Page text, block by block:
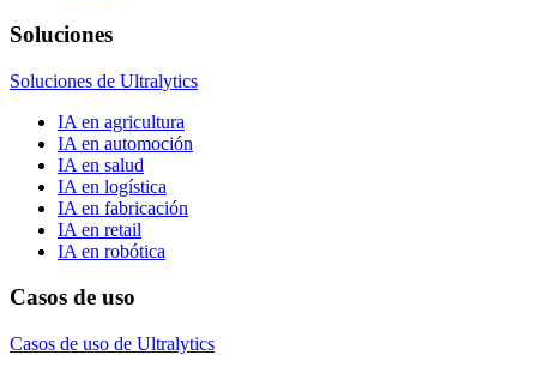
Soluciones
Soluciones de Ultralytics
IA en agricultura
IA en automoción
IA en salud
IA en logística
IA en fabricación
IA en retail
IA en robótica
Casos de uso
Casos de uso de Ultralytics